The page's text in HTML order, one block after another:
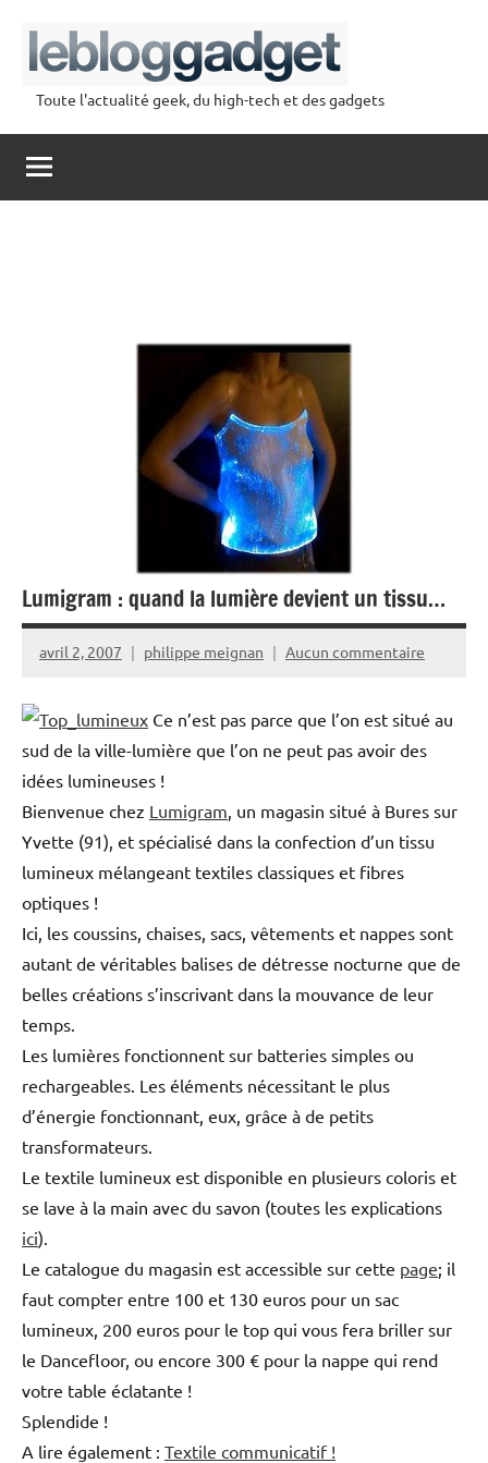
contenu
lebloggadget
Toute l'actualité geek, du high-tech et des gadgets
Lumigram : quand la lumière devient un tissu…
avril 2, 2007 philippe meignan Aucun commentaire
Ce n’est pas parce que l’on est situé au
sud de la ville-lumière que l’on ne peut pas avoir des
idées lumineuses !
Bienvenue chez Lumigram , un magasin situé à Bures sur
Yvette (91), et spécialisé dans la confection d’un tissu
lumineux mélangeant textiles classiques et fibres
optiques !
Ici, les coussins, chaises, sacs, vêtements et nappes sont
autant de véritables balises de détresse nocturne que de
belles créations s’inscrivant dans la mouvance de leur
temps.
Les lumières fonctionnent sur batteries simples ou
rechargeables. Les éléments nécessitant le plus
d’énergie fonctionnant, eux, grâce à de petits
transformateurs.
Le textile lumineux est disponible en plusieurs coloris et
se lave à la main avec du savon (toutes les explications
ici).
Le catalogue du magasin est accessible sur cette page; il
faut compter entre 100 et 130 euros pour un sac
lumineux, 200 euros pour le top qui vous fera briller sur
le Dancefloor, ou encore 300 € pour la nappe qui rend
votre table éclatante !
Splendide !
A lire également : Textile communicatif !